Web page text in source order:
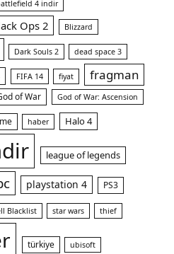
4 indir
Ops 2 Blizzard
Dark Souls 2 dead space 3
FIFA 14 fiyat fragman
of War God of War: Ascension
haber Halo 4
league of legends
playstation 4 PS3
Blacklist star wars thief
türkiye ubisoft